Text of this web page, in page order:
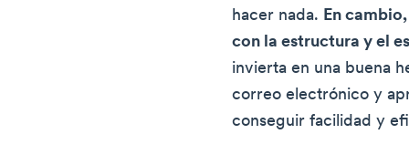
hacer nada. En
con la estructura y el
invierta en una buena
correo electrónico y
conseguir facilidad y